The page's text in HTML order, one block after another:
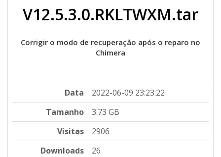
V12.5.3.0.RKLTWXM.tar
Corrigir o modo de recuperação após o reparo no
Chimera
Data
2022-06-09 23:23:22
Tamanho
3.73 GB
Visitas
2906
Downloads
26